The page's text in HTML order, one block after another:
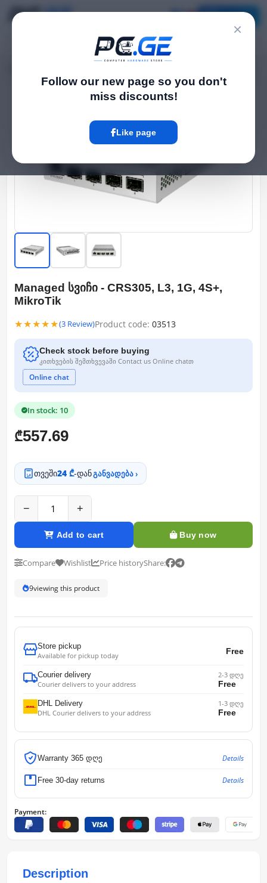
×
Follow our new page so you don't
miss discounts!
Like page
‹ ›
Managed სვიჩი - CRS305, L3, 1G, 4S+,
MikroTik
★★★★★(3 Review)Product code: 03513
Check stock before buying
კითხვების შემთხვევაში Contact us Online chatთ
Online chat
In stock: 10
₾557.69
თვეში24 ₾-დანგანვადება ›
− +
Add to cart Buy now
Compare Wishlist Price historyShare:
9viewing this product
Store pickup
Available for pickup today
Free
Courier delivery
Courier delivers to your address
2-3 დღე
Free
DHL Delivery
DHL Courier delivers to your address
1-3 დღე
Free
Warranty 365 დღე Details
Free 30-day returns Details
Payment:
Description